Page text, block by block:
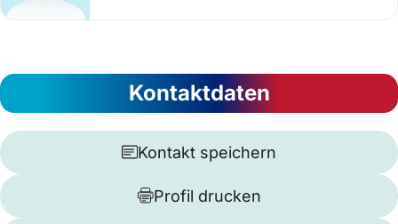
Kontaktdaten
Kontakt speichern
Profil drucken